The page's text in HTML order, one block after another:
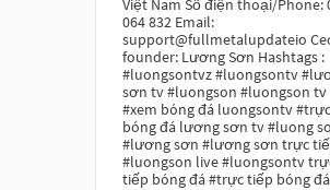
Việt Nam Số điện thoại/Phone:
064 832 Email:
support@fullmetalupdateio
founder: Lương Sơn Hashtags :
#luongsontvz #luongsontv
sơn tv #luongson #luongson tv
#xem bóng đá luongsontv
bóng đá lương sơn tv #luong
#lương sơn #lương sơn trực
#luongson live #luongsontv
tiếp bóng đá #trực tiếp bóng đá